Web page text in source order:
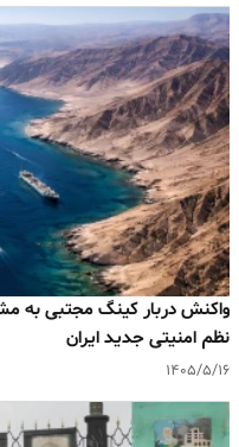
واکنش دربار کینگ مجتبی به
نظم امنیتی جدید ایران
۱۴۰۵/۵/۱۶